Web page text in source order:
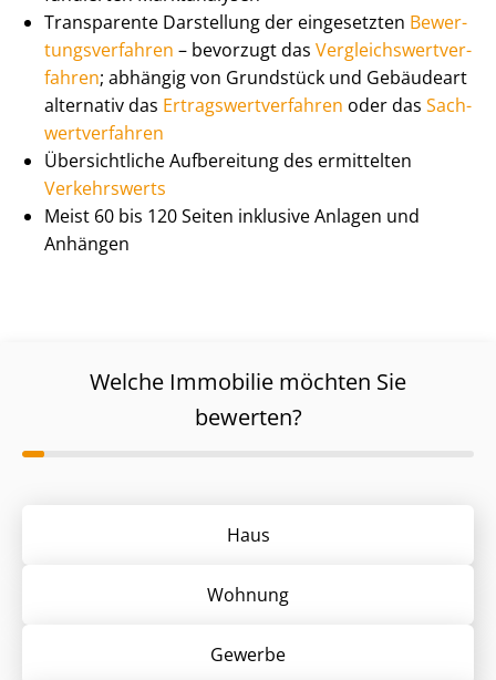
Transparente Darstellung der eingesetzten Be­wer­
tungs­ver­fah­ren – bevorzugt das Ver­gleichs­wert­ver­
fah­ren; abhängig von Grundstück und Gebäudeart
alternativ das Er­trags­wert­ver­fah­ren oder das Sach­
wert­ver­fah­ren
Übersichtliche Aufbereitung des ermittelten
Verkehrswerts
Meist 60 bis 120 Seiten inklusive Anlagen und
Anhängen
Welche Immobilie möchten Sie
bewerten?
Haus
Wohnung
Gewerbe